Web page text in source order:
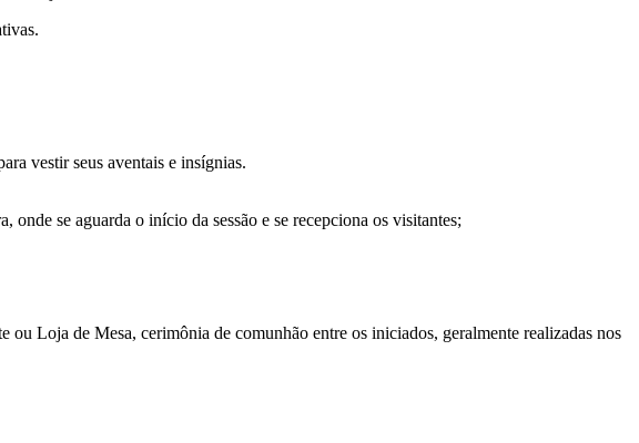
vestir seus aventais e insígnias.
se aguarda o início da sessão e se recepciona os visitantes;
Loja de Mesa, cerimônia de comunhão entre os iniciados, geralmente realizadas nos